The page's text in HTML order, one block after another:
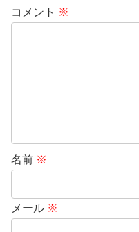
コメント ※
名前 ※
メール ※